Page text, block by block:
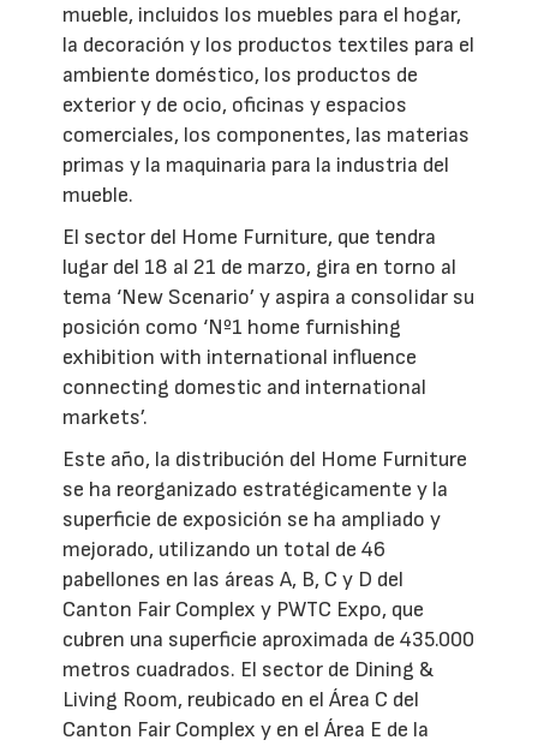
mueble, incluidos los muebles para el hogar,
la decoración y los productos textiles para el
ambiente doméstico, los productos de
exterior y de ocio, oficinas y espacios
comerciales, los componentes, las materias
primas y la maquinaria para la industria del
mueble.
El sector del Home Furniture, que tendra
lugar del 18 al 21 de marzo, gira en torno al
tema ‘New Scenario’ y aspira a consolidar su
posición como ‘Nº1 home furnishing
exhibition with international influence
connecting domestic and international
markets’.
Este año, la distribución del Home Furniture
se ha reorganizado estratégicamente y la
superficie de exposición se ha ampliado y
mejorado, utilizando un total de 46
pabellones en las áreas A, B, C y D del
Canton Fair Complex y PWTC Expo, que
cubren una superficie aproximada de 435.000
metros cuadrados. El sector de Dining &
Living Room, reubicado en el Área C del
Canton Fair Complex y en el Área E de la